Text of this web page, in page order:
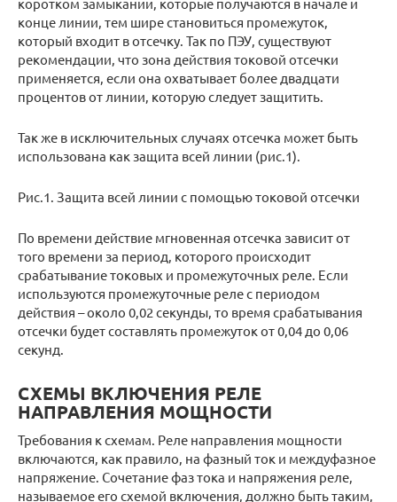
конце линии, тем шире становиться промежуток,
который входит в отсечку. Так по ПЭУ, существуют
рекомендации, что зона действия токовой отсечки
применяется, если она охватывает более двадцати
процентов от линии, которую следует защитить.
Так же в исключительных случаях отсечка может быть
использована как защита всей линии (рис.1).
Рис.1. Защита всей линии с помощью токовой отсечки
По времени действие мгновенная отсечка зависит от
того времени за период, которого происходит
срабатывание токовых и промежуточных реле. Если
используются промежуточные реле с периодом
действия – около 0,02 секунды, то время срабатывания
отсечки будет составлять промежуток от 0,04 до 0,06
секунд.
СХЕМЫ ВКЛЮЧЕНИЯ РЕЛЕ
НАПРАВЛЕНИЯ МОЩНОСТИ
Требования к схемам. Реле направления мощности
включаются, как правило, на фазный ток и междуфазное
напряжение. Сочетание фаз тока и напряжения реле,
называемое его схемой включения, должно быть таким,